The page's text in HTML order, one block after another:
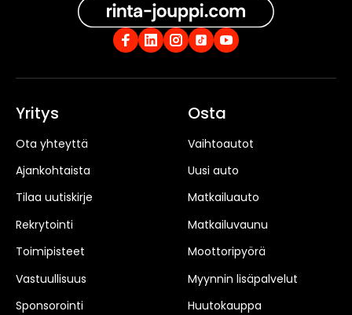
Yritys
Ota yhteyttä
Ajankohtaista
Tilaa uutiskirje
Rekrytointi
Toimipisteet
Vastuullisuus
Sponsorointi
Osta
Vaihtoautot
Uusi auto
Matkailuauto
Matkailuvaunu
Moottoripyörä
Myynnin lisäpalvelut
Huutokauppa